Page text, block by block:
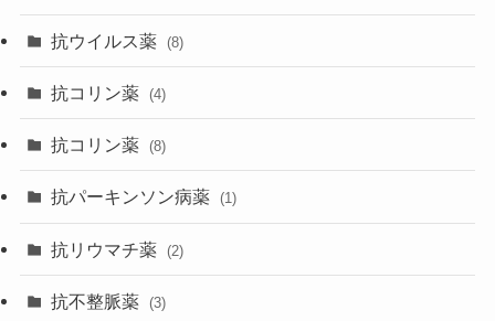
抗ウイルス薬 (8)
抗コリン薬 (4)
抗コリン薬 (8)
抗パーキンソン病薬 (1)
抗リウマチ薬 (2)
抗不整脈薬 (3)